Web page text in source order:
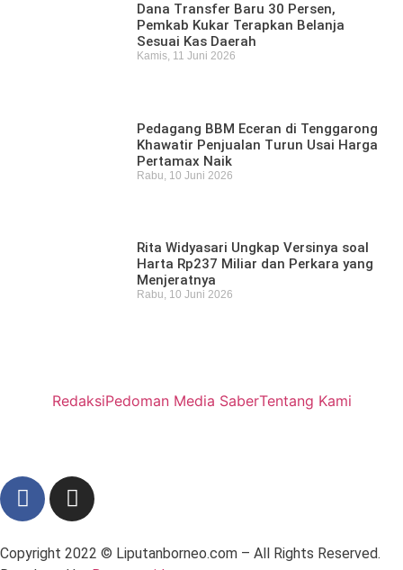
Dana Transfer Baru 30 Persen,
Pemkab Kukar Terapkan Belanja
Sesuai Kas Daerah
Kamis, 11 Juni 2026
Pedagang BBM Eceran di Tenggarong
Khawatir Penjualan Turun Usai Harga
Pertamax Naik
Rabu, 10 Juni 2026
Rita Widyasari Ungkap Versinya soal
Harta Rp237 Miliar dan Perkara yang
Menjeratnya
Rabu, 10 Juni 2026
RedaksiPedoman Media SaberTentang Kami
Copyright 2022 © Liputanborneo.com – All Rights Reserved.